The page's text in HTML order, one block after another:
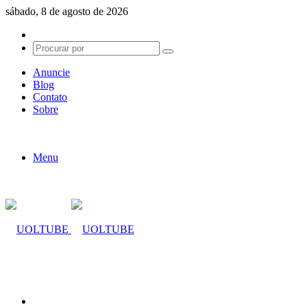
sábado, 8 de agosto de 2026
skin
Procurar
Anuncie
Blog
Contato
Sobre
Menu